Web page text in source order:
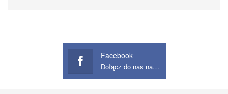
Facebook
Dołącz do nas na Facebook